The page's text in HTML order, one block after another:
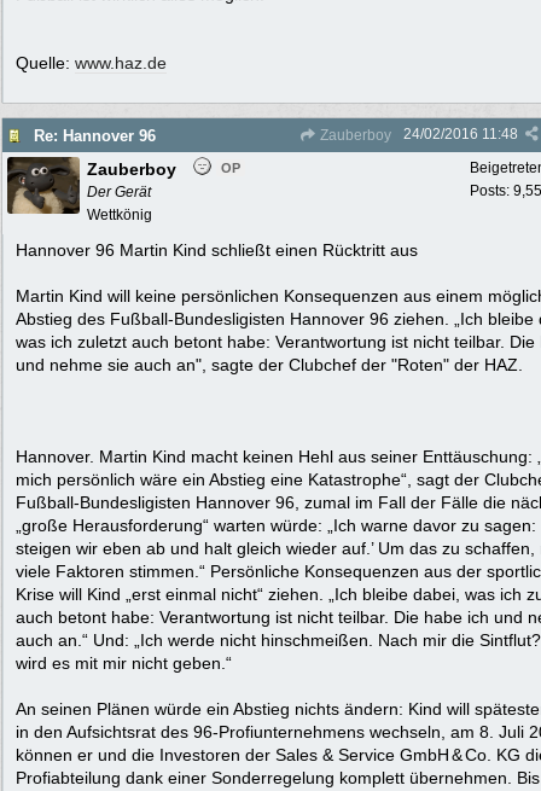
Quelle: www.haz.de
Re: Hannover 96 Zauberboy 24/02/2016 11:48
Posts:
Zauberboy OP
Der Gerät
Wettkönig
Hannover 96 Martin Kind schließt einen Rücktritt aus
Martin Kind will keine persönlichen Konsequenzen aus einem
Abstieg des Fußball-Bundesligisten Hannover 96 ziehen. „Ich bleibe
was ich zuletzt auch betont habe: Verantwortung ist nicht teilbar. Die
und nehme sie auch an", sagte der Clubchef der "Roten" der HAZ.
Hannover. Martin Kind macht keinen Hehl aus seiner Enttäuschung:
mich persönlich wäre ein Abstieg eine Katastrophe“, sagt der
Fußball-Bundesligisten Hannover 96, zumal im Fall der Fälle die
„große Herausforderung“ warten würde: „Ich warne davor zu
steigen wir eben ab und halt gleich wieder auf.’ Um das zu schaffen,
viele Faktoren stimmen.“ Persönliche Konsequenzen aus der
Krise will Kind „erst einmal nicht“ ziehen. „Ich bleibe dabei, was ich
auch betont habe: Verantwortung ist nicht teilbar. Die habe ich und
auch an.“ Und: „Ich werde nicht hinschmeißen. Nach mir die
wird es mit mir nicht geben.“
An seinen Plänen würde ein Abstieg nichts ändern: Kind will
in den Aufsichtsrat des 96-Profiunternehmens wechseln, am 8. Juli
können er und die Investoren der Sales & Service GmbH & Co. KG
Profiabteilung dank einer Sonderregelung komplett übernehmen.